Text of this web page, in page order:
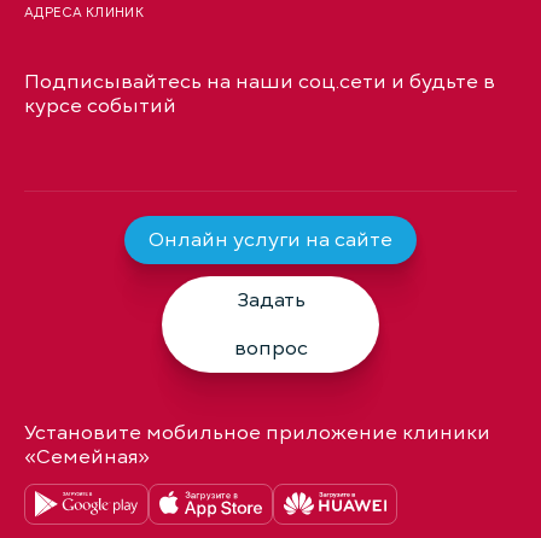
АДРЕСА КЛИНИК
Подписывайтесь на наши соц.сети и будьте в
курсе событий
Онлайн услуги на сайте
Задать
вопрос
Установите мобильное приложение клиники
«Семейная»